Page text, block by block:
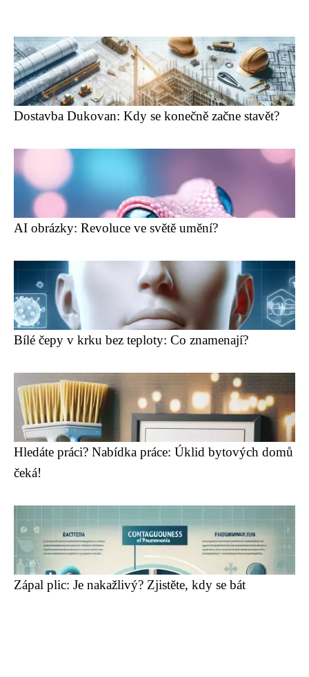
Dostavba Dukovan: Kdy se konečně začne stavět?
AI obrázky: Revoluce ve světě umění?
Bílé čepy v krku bez teploty: Co znamenají?
Hledáte práci? Nabídka práce: Úklid bytových domů
čeká!
Zápal plic: Je nakažlivý? Zjistěte, kdy se bát